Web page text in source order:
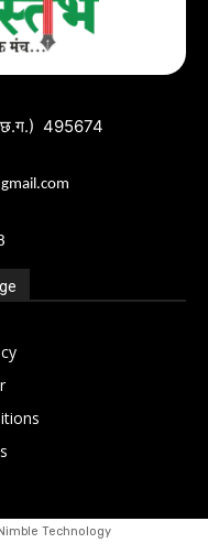
(छ.ग.) 495674
Technology